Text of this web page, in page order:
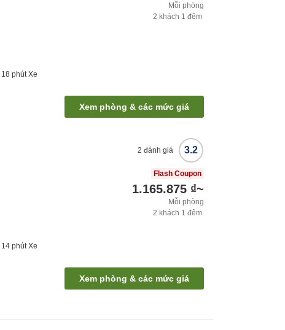
18 phútXe
Mỗi phòng
2 khách 1 đêm
Xem phòng & các mức giá
14 phútXe
3.2
2 đánh giá
Flash Coupon
1.165.875 ₫~
Mỗi phòng
2 khách 1 đêm
Xem phòng & các mức giá